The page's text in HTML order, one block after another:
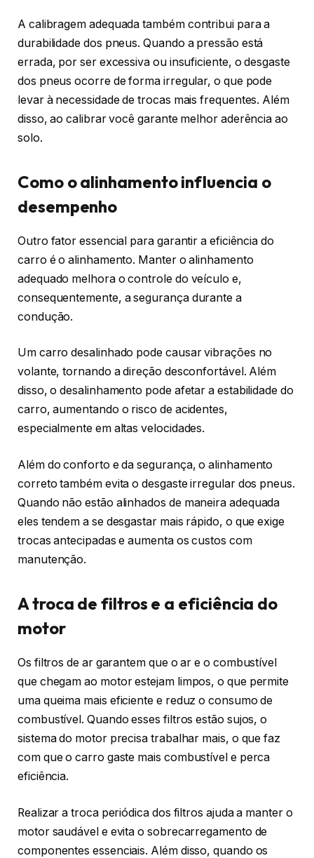
A calibragem adequada também contribui para a
durabilidade dos pneus. Quando a pressão está
errada, por ser excessiva ou insuficiente, o desgaste
dos pneus ocorre de forma irregular, o que pode
levar à necessidade de trocas mais frequentes. Além
disso, ao calibrar você garante melhor aderência ao
solo.
Como o alinhamento influencia o
desempenho
Outro fator essencial para garantir a eficiência do
carro é o alinhamento. Manter o alinhamento
adequado melhora o controle do veículo e,
consequentemente, a segurança durante a
condução.
Um carro desalinhado pode causar vibrações no
volante, tornando a direção desconfortável. Além
disso, o desalinhamento pode afetar a estabilidade do
carro, aumentando o risco de acidentes,
especialmente em altas velocidades.
Além do conforto e da segurança, o alinhamento
correto também evita o desgaste irregular dos pneus.
Quando não estão alinhados de maneira adequada
eles tendem a se desgastar mais rápido, o que exige
trocas antecipadas e aumenta os custos com
manutenção.
A troca de filtros e a eficiência do
motor
Os filtros de ar garantem que o ar e o combustível
que chegam ao motor estejam limpos, o que permite
uma queima mais eficiente e reduz o consumo de
combustível. Quando esses filtros estão sujos, o
sistema do motor precisa trabalhar mais, o que faz
com que o carro gaste mais combustível e perca
eficiência.
Realizar a troca periódica dos filtros ajuda a manter o
motor saudável e evita o sobrecarregamento de
componentes essenciais. Além disso, quando os